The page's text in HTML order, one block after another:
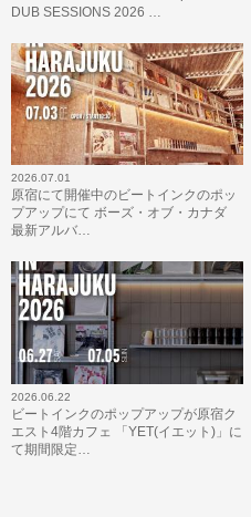
DUB SESSIONS 2026 …
2026.07.01
原宿にて開催中のビートインクのポッ
プアップにて ボーズ・オブ・カナダ
最新アルバ…
2026.06.22
ビートインクのポップアップが原宿ク
エスト4階カフェ 「YET(イエット)」に
て期間限定…